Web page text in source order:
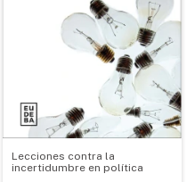
Lecciones contra la
incertidumbre en política